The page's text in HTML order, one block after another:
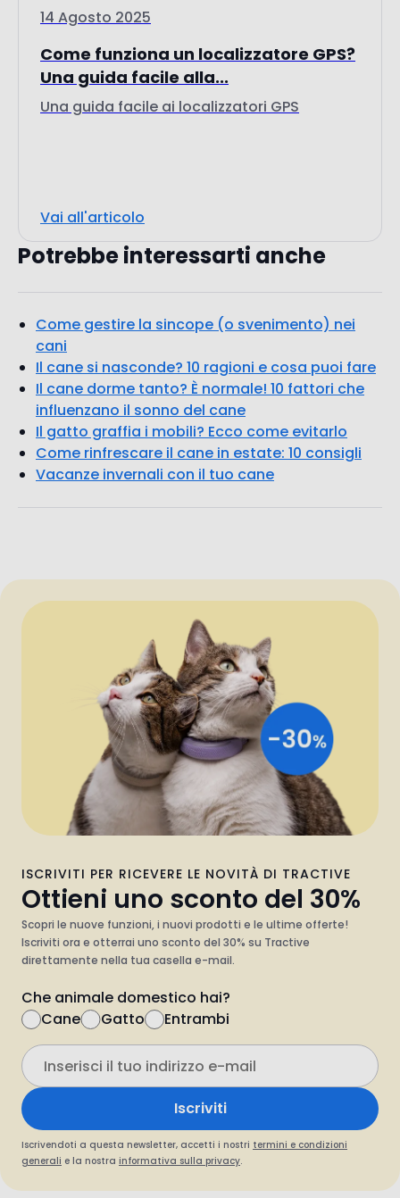
14 Agosto 2025
Come funziona un localizzatore GPS?
Una guida facile alla...
Una guida facile ai localizzatori GPS
Vai all'articolo
Potrebbe interessarti anche
Come gestire la sincope (o svenimento) nei
cani
Il cane si nasconde? 10 ragioni e cosa puoi fare
Il cane dorme tanto? È normale! 10 fattori che
influenzano il sonno del cane
Il gatto graffia i mobili? Ecco come evitarlo
Come rinfrescare il cane in estate: 10 consigli
Vacanze invernali con il tuo cane
ISCRIVITI PER RICEVERE LE NOVITÀ DI TRACTIVE
Ottieni uno sconto del 30%
Scopri le nuove funzioni, i nuovi prodotti e le ultime offerte!
Iscriviti ora e otterrai uno sconto del 30% su Tractive
direttamente nella tua casella e-mail.
Che animale domestico hai?
Cane
Gatto Entrambi
Iscriviti
Iscrivendoti a questa newsletter, accetti i nostri termini e condizioni
generali e la nostra informativa sulla privacy.